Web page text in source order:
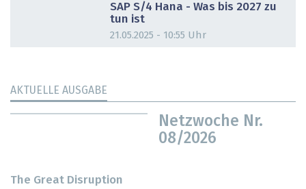
SAP S/4 Hana - Was bis 2027 zu
tun ist
21.05.2025 - 10:55 Uhr
AKTUELLE AUSGABE
Netzwoche Nr.
08/2026
The Great Disruption